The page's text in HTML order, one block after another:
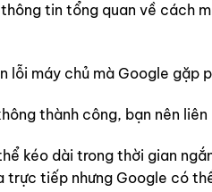
tin tổng quan về cách
lỗi máy chủ mà Google gặp
thành công, bạn nên
kéo dài trong thời gian
trực tiếp nhưng Google có